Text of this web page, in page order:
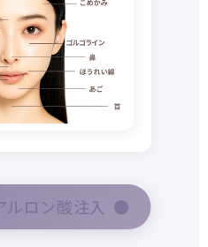
ルロン酸注入